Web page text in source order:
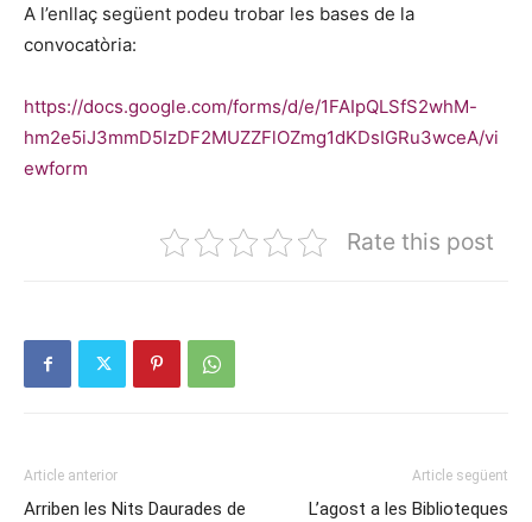
A l’enllaç següent podeu trobar les bases de la
convocatòria:
https://docs.google.com/forms/d/e/1FAIpQLSfS2whM-
hm2e5iJ3mmD5IzDF2MUZZFlOZmg1dKDsIGRu3wceA/vi
ewform
Rate this post
Article anterior
Arriben les Nits Daurades de
Article següent
L’agost a les Biblioteques